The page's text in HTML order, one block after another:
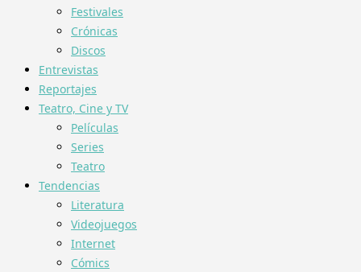
Festivales
Crónicas
Discos
Entrevistas
Reportajes
Teatro, Cine y TV
Películas
Series
Teatro
Tendencias
Literatura
Videojuegos
Internet
Cómics